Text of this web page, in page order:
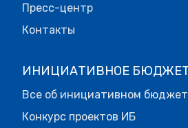
Пресс-центр
Контакты
ИНИЦИАТИВНОЕ
Все об инициативном
Конкурс проектов ИБ